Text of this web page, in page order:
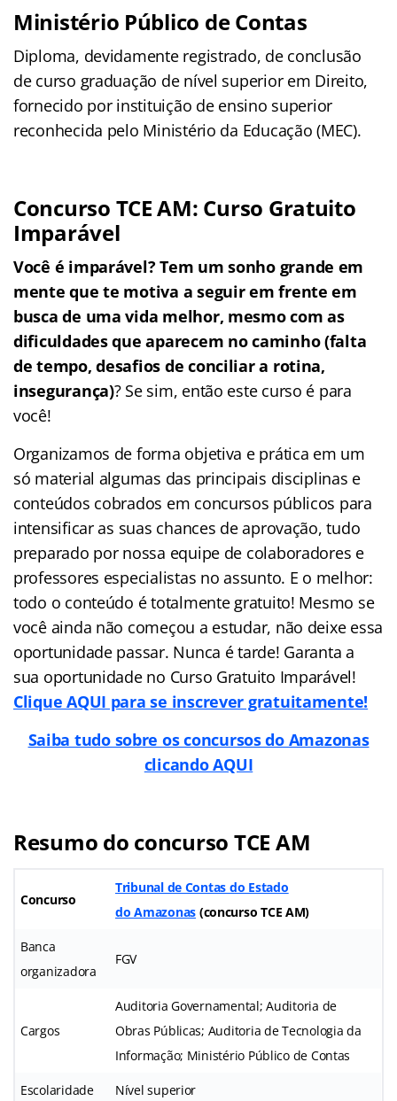
Ministério Público de Contas
Diploma, devidamente registrado, de conclusão
de curso graduação de nível superior em Direito,
fornecido por instituição de ensino superior
reconhecida pelo Ministério da Educação (MEC).
Concurso TCE AM: Curso Gratuito
Imparável
Você é imparável? Tem um sonho grande em
mente que te motiva a seguir em frente em
busca de uma vida melhor, mesmo com as
dificuldades que aparecem no caminho (falta
de tempo, desafios de conciliar a rotina,
insegurança)? Se sim, então este curso é para
você!
Organizamos de forma objetiva e prática em um
só material algumas das principais disciplinas e
conteúdos cobrados em concursos públicos para
intensificar as suas chances de aprovação, tudo
preparado por nossa equipe de colaboradores e
professores especialistas no assunto. E o melhor:
todo o conteúdo é totalmente gratuito! Mesmo se
você ainda não começou a estudar, não deixe essa
oportunidade passar. Nunca é tarde! Garanta a
sua oportunidade no Curso Gratuito Imparável!
Clique AQUI para se inscrever gratuitamente!
Saiba tudo sobre os concursos do Amazonas
clicando AQUI
Resumo do concurso TCE AM
Concurso
Tribunal de Contas do Estado
do Amazonas (concurso TCE AM)
Banca
organizadora
FGV
Cargos
Auditoria Governamental; Auditoria de
Obras Públicas; Auditoria de Tecnologia da
Informação; Ministério Público de Contas
Escolaridade Nível superior